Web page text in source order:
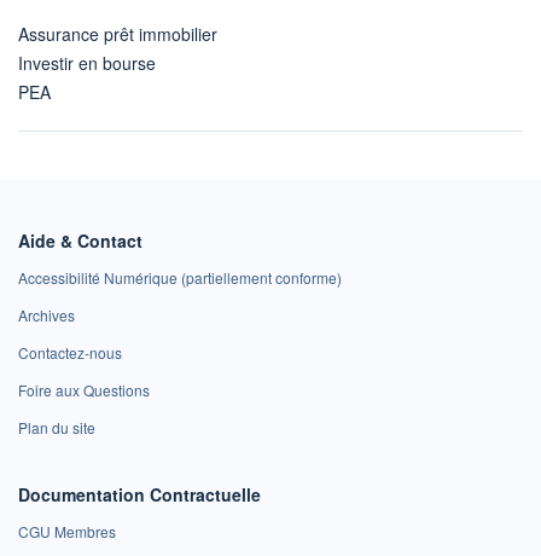
Assurance prêt immobilier
Investir en bourse
PEA
Aide & Contact
Accessibilité Numérique (partiellement conforme)
Archives
Contactez-nous
Foire aux Questions
Plan du site
Documentation Contractuelle
CGU Membres